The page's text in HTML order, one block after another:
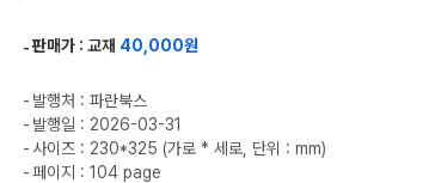
판매가 : 교재 40,000원
발행처 : 파란북스
발행일 : 2026-03-31
사이즈 : 230*325 (가로 * 세로, 단위 : mm)
페이지 : 104 page